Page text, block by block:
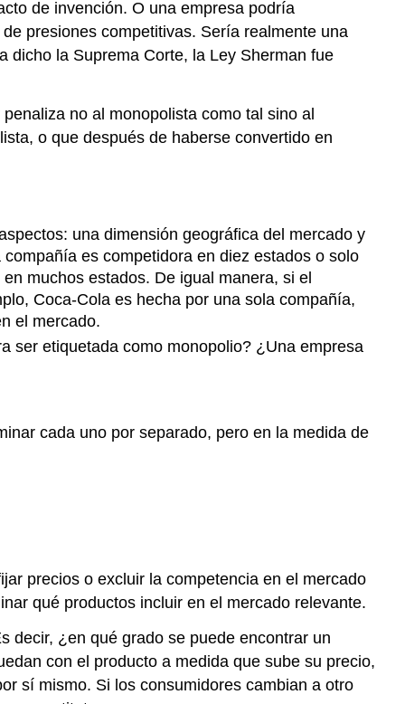
de invención. O una empresa podría
presiones competitivas. Sería realmente una
dicho la Suprema Corte, la Ley Sherman fue
no al monopolista como tal sino al
o que después de haberse convertido en
una dimensión geográfica del mercado y
es competidora en diez estados o solo
muchos estados. De igual manera, si el
Coca-Cola es hecha por una sola compañía,
el mercado.
ser etiquetada como monopolio? ¿Una empresa
cada uno por separado, pero en la medida de
precios o excluir la competencia en el mercado
qué productos incluir en el mercado relevante.
decir, ¿en qué grado se puede encontrar un
con el producto a medida que sube su precio,
sí mismo. Si los consumidores cambian a otro